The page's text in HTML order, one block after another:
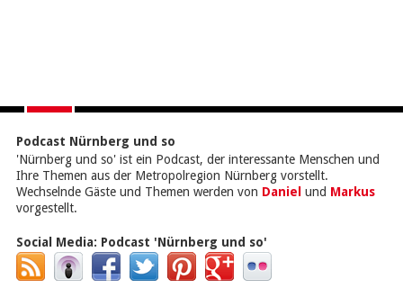
Podcast Nürnberg und so
'Nürnberg und so' ist ein Podcast, der interessante Menschen und
Ihre Themen aus der Metropolregion Nürnberg vorstellt.
Wechselnde Gäste und Themen werden von Daniel und Markus
vorgestellt.
Social Media: Podcast 'Nürnberg und so'